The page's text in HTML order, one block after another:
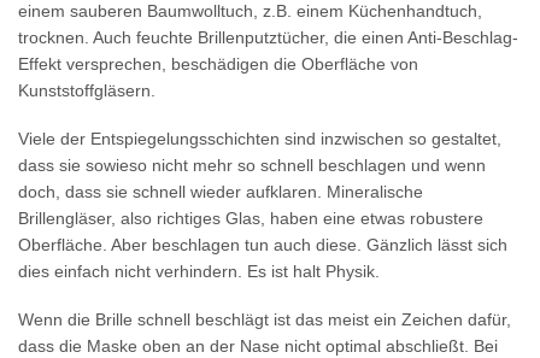
einem sauberen Baumwolltuch, z.B. einem Küchenhandtuch,
trocknen. Auch feuchte Brillenputztücher, die einen Anti-Beschlag-
Effekt versprechen, beschädigen die Oberfläche von
Kunststoffgläsern.
Viele der Entspiegelungsschichten sind inzwischen so gestaltet,
dass sie sowieso nicht mehr so schnell beschlagen und wenn
doch, dass sie schnell wieder aufklaren. Mineralische
Brillengläser, also richtiges Glas, haben eine etwas robustere
Oberfläche. Aber beschlagen tun auch diese. Gänzlich lässt sich
dies einfach nicht verhindern. Es ist halt Physik.
Wenn die Brille schnell beschlägt ist das meist ein Zeichen dafür,
dass die Maske oben an der Nase nicht optimal abschließt. Bei